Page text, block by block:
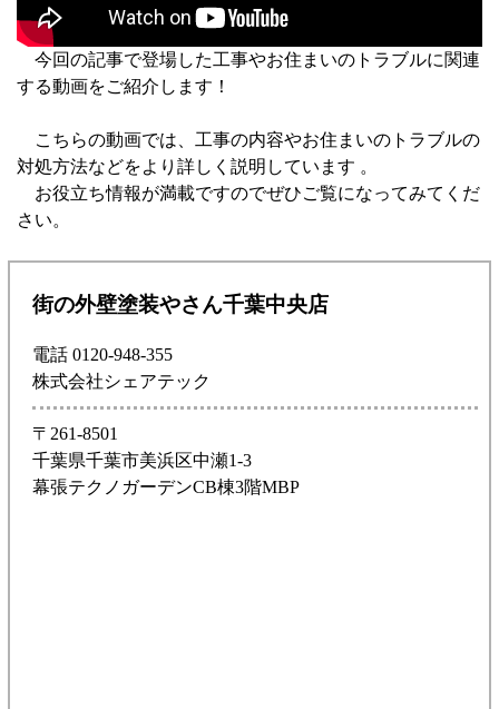
今回の記事で登場した工事やお住まいのトラブルに関連
する動画をご紹介します！
こちらの動画では、工事の内容やお住まいのトラブルの
対処方法などをより詳しく説明しています 。
お役立ち情報が満載ですのでぜひご覧になってみてくだ
さい。
街の外壁塗装やさん千葉中央店
電話 0120-948-355
株式会社シェアテック
〒261-8501
千葉県千葉市美浜区中瀬1-3
幕張テクノガーデンCB棟3階MBP